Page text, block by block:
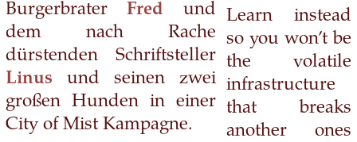
BurgerbraterFred und
dem nach Rache
dürstenden Schriftsteller
Linus und seinen zwei
großen Hunden in einer
City of Mist Kampagne.
Learn instead
so you won’t be
the volatile
infrastructure
that breaks
another ones